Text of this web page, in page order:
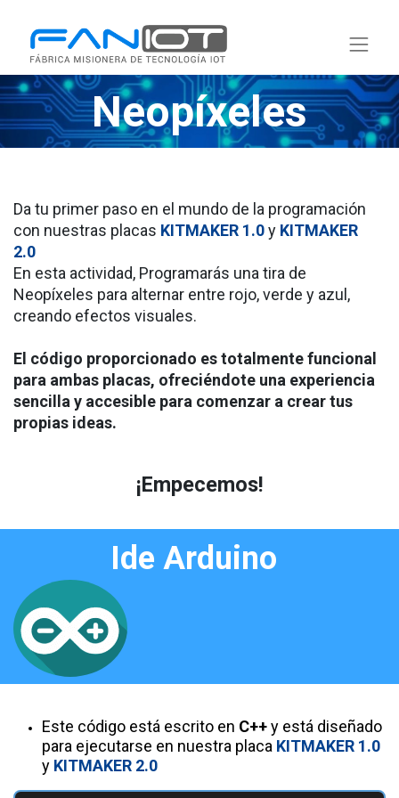
Neopíxeles
Da tu primer paso en el mundo de la programación
con nuestras placas KITMAKER 1.0y KITMAKER
2.0
En esta actividad, Programarás una tira de
Neopíxeles para alternar entre rojo, verde y azul,
creando efectos visuales.
El código proporcionado es totalmente funcional
para ambas placas, ofreciéndote una experiencia
sencilla y accesible para comenzar a crear tus
propias ideas.
¡Empecemos!
​Ide Arduino
Este código está escrito en C++y está diseñado
para ejecutarse en nuestra placa KITMAKER 1.0
y KITMAKER 2.0